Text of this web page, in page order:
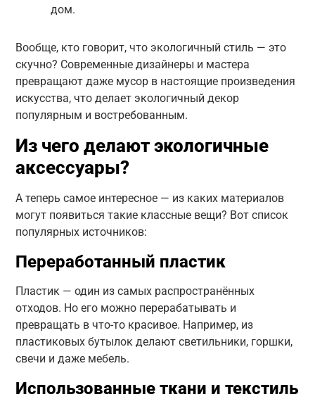
дом.
Вообще, кто говорит, что экологичный стиль — это
скучно? Современные дизайнеры и мастера
превращают даже мусор в настоящие произведения
искусства, что делает экологичный декор
популярным и востребованным.
Из чего делают экологичные
аксессуары?
А теперь самое интересное — из каких материалов
могут появиться такие классные вещи? Вот список
популярных источников:
Переработанный пластик
Пластик — один из самых распространённых
отходов. Но его можно перерабатывать и
превращать в что-то красивое. Например, из
пластиковых бутылок делают светильники, горшки,
свечи и даже мебель.
Использованные ткани и текстиль